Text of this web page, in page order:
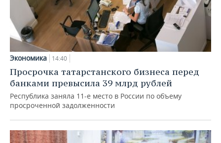
Экономика 14:40
Просрочка татарстанского бизнеса перед
банками превысила 39 млрд рублей
Республика заняла 11-е место в России по объему
просроченной задолженности